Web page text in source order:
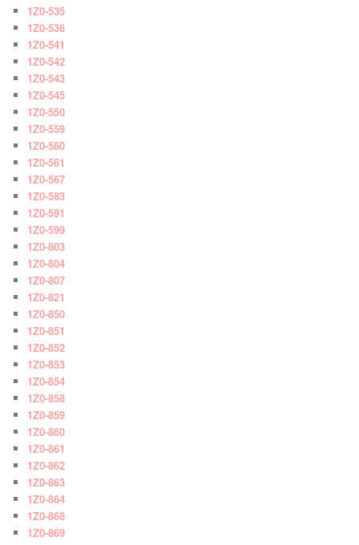
1Z0-535
1Z0-536
1Z0-541
1Z0-542
1Z0-543
1Z0-545
1Z0-550
1Z0-559
1Z0-560
1Z0-561
1Z0-567
1Z0-583
1Z0-591
1Z0-599
1Z0-803
1Z0-804
1Z0-807
1Z0-821
1Z0-850
1Z0-851
1Z0-852
1Z0-853
1Z0-854
1Z0-858
1Z0-859
1Z0-860
1Z0-861
1Z0-862
1Z0-863
1Z0-864
1Z0-868
1Z0-869